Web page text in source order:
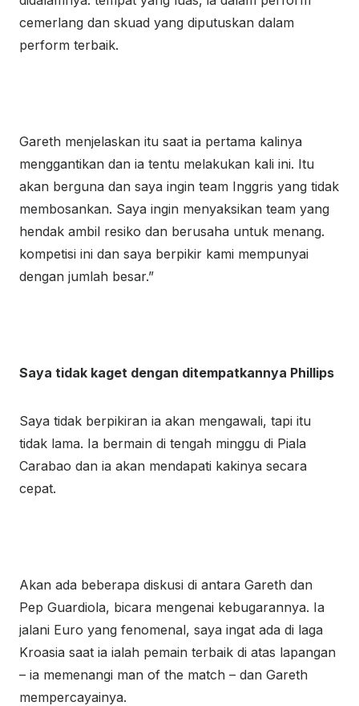
cemerlang dan skuad yang diputuskan dalam
perform terbaik.
Gareth menjelaskan itu saat ia pertama kalinya
menggantikan dan ia tentu melakukan kali ini. Itu
akan berguna dan saya ingin team Inggris yang tidak
membosankan. Saya ingin menyaksikan team yang
hendak ambil resiko dan berusaha untuk menang.
kompetisi ini dan saya berpikir kami mempunyai
dengan jumlah besar.”
Saya tidak kaget dengan ditempatkannya Phillips
Saya tidak berpikiran ia akan mengawali, tapi itu
tidak lama. Ia bermain di tengah minggu di Piala
Carabao dan ia akan mendapati kakinya secara
cepat.
Akan ada beberapa diskusi di antara Gareth dan
Pep Guardiola, bicara mengenai kebugarannya. Ia
jalani Euro yang fenomenal, saya ingat ada di laga
Kroasia saat ia ialah pemain terbaik di atas lapangan
– ia memenangi man of the match – dan Gareth
mempercayainya.